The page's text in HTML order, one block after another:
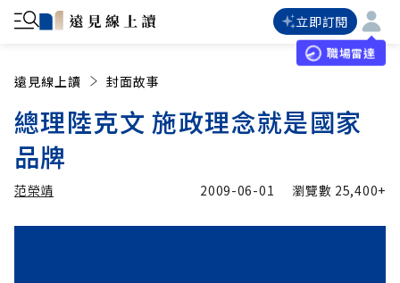
立即訂閱
職場雷達
遠見線上讀 封面故事
總理陸克文 施政理念就是國家
品牌
范榮靖 2009-06-01 瀏覽數 25,400+